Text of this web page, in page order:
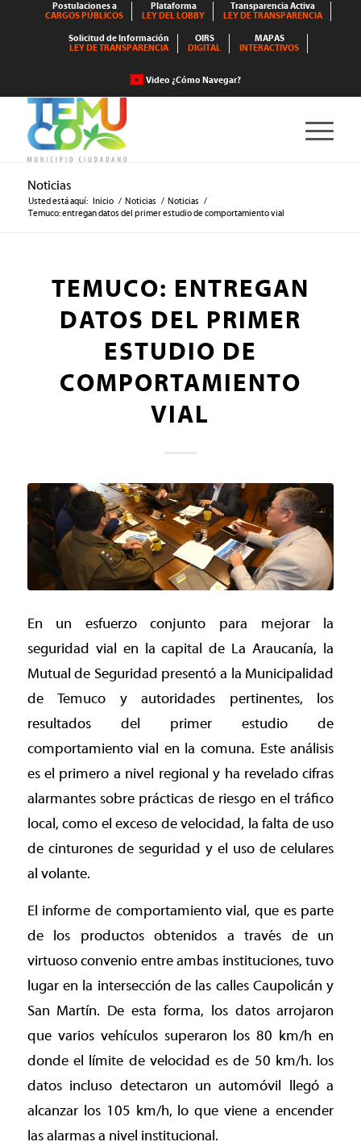
Postulaciones a
CARGOS PÚBLICOS
Plataforma
LEY DEL LOBBY
Transparencia Activa
LEY DE TRANSPARENCIA
Solicitud de Información
LEY DE TRANSPARENCIA
OIRS
DIGITAL
MAPAS
INTERACTIVOS
Video ¿Cómo Navegar?
Noticias
Usted está aquí: Inicio / Noticias / Noticias /
Temuco: entregan datos del primer estudio de comportamiento vial
TEMUCO: ENTREGAN
DATOS DEL PRIMER
ESTUDIO DE
COMPORTAMIENTO
VIAL
En un esfuerzo conjunto para mejorar la
seguridad vial en la capital de La Araucanía, la
Mutual de Seguridad presentó a la Municipalidad
de Temuco y autoridades pertinentes, los
resultados del primer estudio de
comportamiento vial en la comuna. Este análisis
es el primero a nivel regional y ha revelado cifras
alarmantes sobre prácticas de riesgo en el tráfico
local, como el exceso de velocidad, la falta de uso
de cinturones de seguridad y el uso de celulares
al volante.
El informe de comportamiento vial, que es parte
de los productos obtenidos a través de un
virtuoso convenio entre ambas instituciones, tuvo
lugar en la intersección de las calles Caupolicán y
San Martín. De esta forma, los datos arrojaron
que varios vehículos superaron los 80 km/h en
donde el límite de velocidad es de 50 km/h. los
datos incluso detectaron un automóvil llegó a
alcanzar los 105 km/h, lo que viene a encender
las alarmas a nivel institucional.